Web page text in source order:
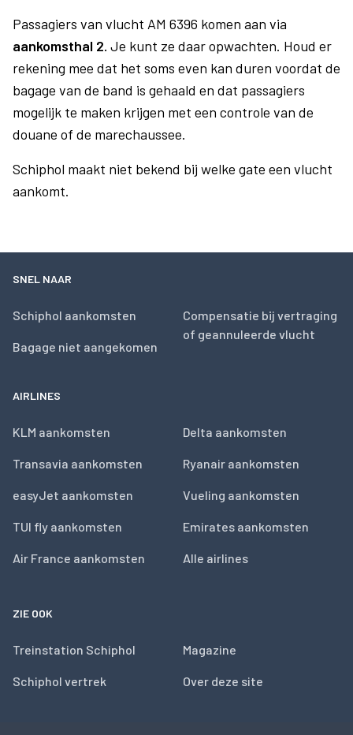
Passagiers van vlucht AM 6396 komen aan via
aankomsthal 2. Je kunt ze daar opwachten. Houd er
rekening mee dat het soms even kan duren voordat de
bagage van de band is gehaald en dat passagiers
mogelijk te maken krijgen met een controle van de
douane of de marechaussee.
Schiphol maakt niet bekend bij welke gate een vlucht
aankomt.
SNEL NAAR
Schiphol aankomsten
Bagage niet aangekomen
Compensatie bij vertraging
of geannuleerde vlucht
AIRLINES
KLM aankomsten
Transavia aankomsten
easyJet aankomsten
TUI fly aankomsten
Air France aankomsten
Delta aankomsten
Ryanair aankomsten
Vueling aankomsten
Emirates aankomsten
Alle airlines
ZIE OOK
Treinstation Schiphol
Schiphol vertrek
Magazine
Over deze site